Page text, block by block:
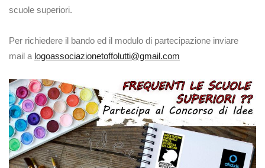
scuole superiori.
Per richiedere il bando ed il modulo di partecipazione inviare
mail a logoassociazionetoffolutti@gmail.com